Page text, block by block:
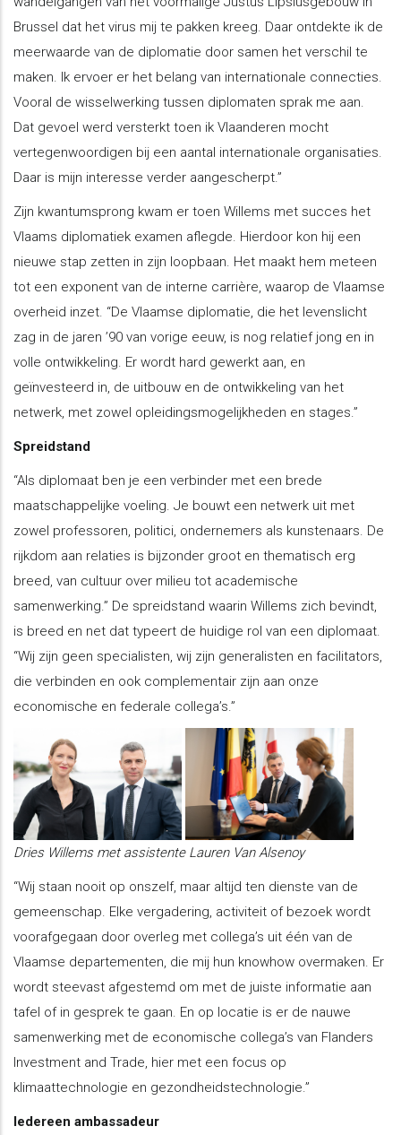
Brussel dat het virus mij te pakken kreeg. Daar ontdekte ik de
meerwaarde van de diplomatie door samen het verschil te
maken. Ik ervoer er het belang van internationale connecties.
Vooral de wisselwerking tussen diplomaten sprak me aan.
Dat gevoel werd versterkt toen ik Vlaanderen mocht
vertegenwoordigen bij een aantal internationale organisaties.
Daar is mijn interesse verder aangescherpt.”
Zijn kwantumsprong kwam er toen Willems met succes het
Vlaams diplomatiek examen aflegde. Hierdoor kon hij een
nieuwe stap zetten in zijn loopbaan. Het maakt hem meteen
tot een exponent van de interne carrière, waarop de Vlaamse
overheid inzet. “De Vlaamse diplomatie, die het levenslicht
zag in de jaren ’90 van vorige eeuw, is nog relatief jong en in
volle ontwikkeling. Er wordt hard gewerkt aan, en
geïnvesteerd in, de uitbouw en de ontwikkeling van het
netwerk, met zowel opleidingsmogelijkheden en stages.”
Spreidstand
“Als diplomaat ben je een verbinder met een brede
maatschappelijke voeling. Je bouwt een netwerk uit met
zowel professoren, politici, ondernemers als kunstenaars. De
rijkdom aan relaties is bijzonder groot en thematisch erg
breed, van cultuur over milieu tot academische
samenwerking.” De spreidstand waarin Willems zich bevindt,
is breed en net dat typeert de huidige rol van een diplomaat.
“Wij zijn geen specialisten, wij zijn generalisten en facilitators,
die verbinden en ook complementair zijn aan onze
economische en federale collega’s.”
Dries Willems met assistente Lauren Van Alsenoy
“Wij staan nooit op onszelf, maar altijd ten dienste van de
gemeenschap. Elke vergadering, activiteit of bezoek wordt
voorafgegaan door overleg met collega’s uit één van de
Vlaamse departementen, die mij hun knowhow overmaken. Er
wordt steevast afgestemd om met de juiste informatie aan
tafel of in gesprek te gaan. En op locatie is er de nauwe
samenwerking met de economische collega’s van Flanders
Investment and Trade, hier met een focus op
klimaattechnologie en gezondheidstechnologie.”
Iedereen ambassadeur